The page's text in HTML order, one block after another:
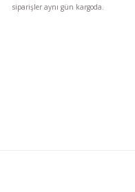
siparişler aynı gün kargoda.